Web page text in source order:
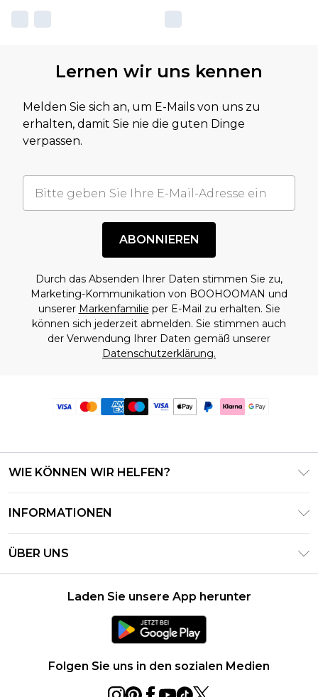
Lernen wir uns kennen
Melden Sie sich an, um E-Mails von uns zu
erhalten, damit Sie nie die guten Dinge
verpassen.
ABONNIEREN
Durch das Absenden Ihrer Daten stimmen Sie zu,
Marketing-Kommunikation von BOOHOOMAN und
unserer Markenfamilie per E-Mail zu erhalten. Sie
können sich jederzeit abmelden. Sie stimmen auch
der Verwendung Ihrer Daten gemäß unserer
Datenschutzerklärung.
WIE KÖNNEN WIR HELFEN?
Meine Bestellung verfolgen & zurücksenden
Lieferoptionen
Rückgaberecht – Aktualisiert Mai 2026
INFORMATIONEN
Geschäftsbedingungen – Aktualisiert Juni 2026
Geschenkkarten-Guthaben
Datenschutzhinweis – Aktualisiert Juni 2026
ÜBER UNS
Erklärung Zur Modernen Sklaverei
Laden Sie unsere App herunter
Folgen Sie uns in den sozialen Medien